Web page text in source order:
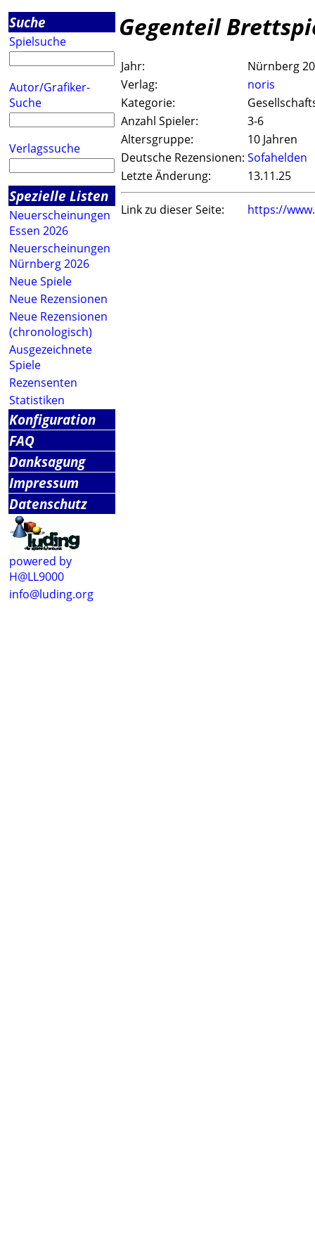
Suche
Spielsuche
Autor/Grafiker-
Suche
Verlagssuche
Spezielle Listen
Neuerscheinungen
Essen 2026
Neuerscheinungen
Nürnberg 2026
Neue Spiele
Neue Rezensionen
Neue Rezensionen
(chronologisch)
Ausgezeichnete
Spiele
Rezensenten
Statistiken
Konfiguration
FAQ
Danksagung
Impressum
Datenschutz
powered by
H@LL9000
info@luding.org
Gegenteil
Jahr:
Nürnberg
Verlag:
noris
Kategorie:
Anzahl Spieler:
3-6
Altersgruppe:
10 Jahren
Deutsche Rezensionen: Sofahelden
Letzte Änderung:
13.11.25
Link zu dieser Seite: https://